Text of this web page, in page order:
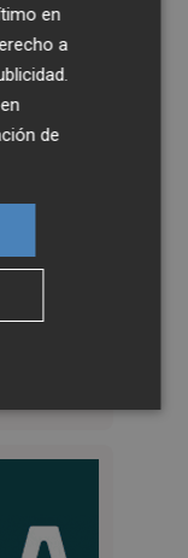
en
a
.
de